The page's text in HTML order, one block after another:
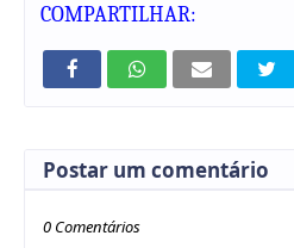
COMPARTILHAR:
Postar um comentário
0 Comentários